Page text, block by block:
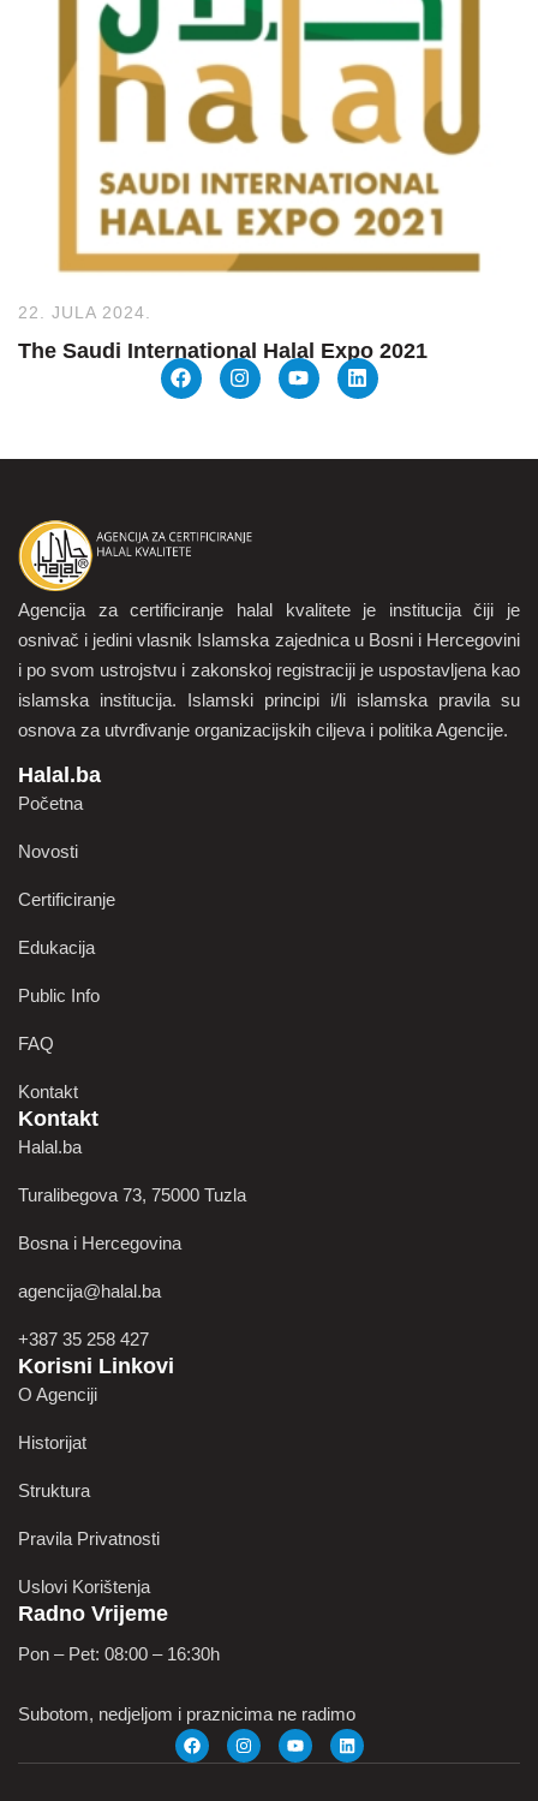
22. JULA 2024.
The Saudi International Halal Expo 2021
Agencija za certificiranje halal kvalitete je institucija čiji je
osnivač i jedini vlasnik Islamska zajednica u Bosni i Hercegovini
i po svom ustrojstvu i zakonskoj registraciji je uspostavljena kao
islamska institucija. Islamski principi i/li islamska pravila su
osnova za utvrđivanje organizacijskih ciljeva i politika Agencije.
Halal.ba
Početna
Novosti
Certificiranje
Edukacija
Public Info
FAQ
Kontakt
Kontakt
Halal.ba
Turalibegova 73, 75000 Tuzla
Bosna i Hercegovina
agencija@halal.ba
+387 35 258 427
Korisni Linkovi
O Agenciji
Historijat
Struktura
Pravila Privatnosti
Uslovi Korištenja
Radno Vrijeme
Pon – Pet: 08:00 – 16:30h
Subotom, nedjeljom i praznicima ne radimo